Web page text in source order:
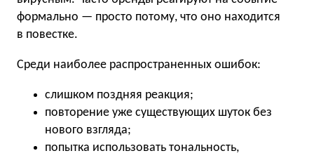
формально — просто потому, что оно находится
в повестке.
Среди наиболее распространенных ошибок:
слишком поздняя реакция;
повторение уже существующих шуток без
нового взгляда;
попытка использовать тональность,